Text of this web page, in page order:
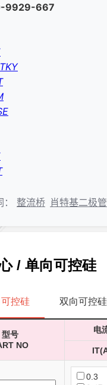
9929-667
整流桥 肖特基二极管